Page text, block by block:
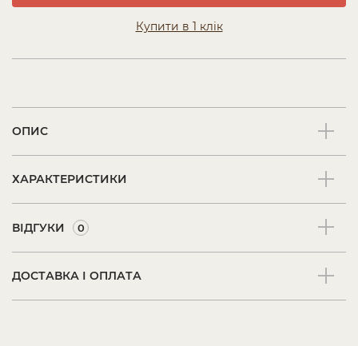
Купити в 1 клік
ОПИС
ХАРАКТЕРИСТИКИ
ВІДГУКИ 0
ДОСТАВКА І ОПЛАТА